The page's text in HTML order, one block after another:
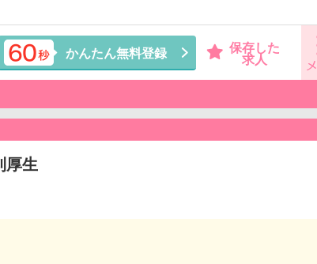
かんたん無料登録
保存した
求人
厚生